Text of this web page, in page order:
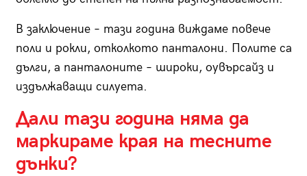
В заключение – тази година виждаме повече
поли и рокли, отколкото панталони. Полите са
дълги, а панталоните – широки, оувърсайз и
издължаващи силуета.
Дали тази година няма да
маркираме края на тесните
дънки?